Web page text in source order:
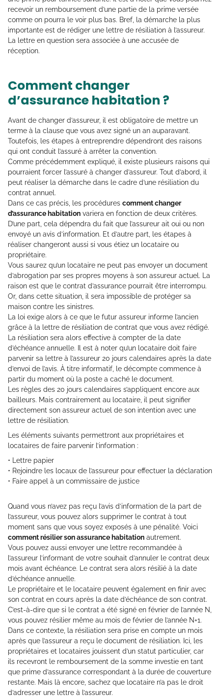
recevoir un remboursement d’une partie de la prime versée
comme on pourra le voir plus bas. Bref, la démarche la plus
importante est de rédiger une lettre de résiliation à l’assureur.
La lettre en question sera associée à une accusée de
réception.
Comment changer
d’assurance habitation ?
Avant de changer d’assureur, il est obligatoire de mettre un
terme à la clause que vous avez signé un an auparavant.
Toutefois, les étapes à entreprendre dépendront des raisons
qui ont conduit l’assuré à arrêter la convention.
Comme précédemment expliqué, il existe plusieurs raisons qui
pourraient forcer l’assuré à changer d’assureur. Tout d’abord, il
peut réaliser la démarche dans le cadre d’une résiliation du
contrat annuel.
Dans ce cas précis, les procédures comment changer
d’assurance habitation variera en fonction de deux critères.
D’une part, cela dépendra du fait que l’assureur ait oui ou non
envoyé un avis d’information. Et d’autre part, les étapes à
réaliser changeront aussi si vous étiez un locataire ou
propriétaire.
Vous saurez qu’un locataire ne peut pas envoyer un document
d’abrogation par ses propres moyens à son assureur actuel. La
raison est que le contrat d’assurance pourrait être interrompu.
Or, dans cette situation, il sera impossible de protéger sa
maison contre les sinistres.
La loi exige alors à ce que le futur assureur informe l’ancien
grâce à la lettre de résiliation de contrat que vous avez rédigé.
La résiliation sera alors effective à compter de la date
d’échéance annuelle. Il est à noter qu’un locataire doit faire
parvenir sa lettre à l’assureur 20 jours calendaires après la date
d’envoi de l’avis. À titre informatif, le décompte commence à
partir du moment où la poste a caché le document.
Les règles des 20 jours calendaires s’appliquent encore aux
bailleurs. Mais contrairement au locataire, il peut signifier
directement son assureur actuel de son intention avec une
lettre de résiliation.
Les éléments suivants permettront aux propriétaires et
locataires de faire parvenir l’information :
• Lettre papier
• Rejoindre les locaux de l’assureur pour effectuer la déclaration
• Faire appel à un commissaire de justice
Quand vous n’avez pas reçu l’avis d’information de la part de
l’assureur, vous pouvez alors supprimer le contrat à tout
moment sans que vous soyez exposés à une pénalité. Voici
comment résilier son assurance habitation autrement.
Vous pouvez aussi envoyer une lettre recommandée à
l’assureur l’informant de votre souhait d’annuler le contrat deux
mois avant échéance. Le contrat sera alors résilié à la date
d’échéance annuelle.
Le propriétaire et le locataire peuvent également en finir avec
son contrat en cours après la date d’échéance de son contrat.
C’est-à-dire que si le contrat a été signé en février de l’année N,
vous pouvez résilier même au mois de février de l’année N+1.
Dans ce contexte, la résiliation sera prise en compte un mois
après que l’assureur a reçu le document de résiliation. Ici, les
propriétaires et locataires jouissent d’un statut particulier, car
ils recevront le remboursement de la somme investie en tant
que prime d’assurance correspondant à la durée de couverture
restante. Mais là encore, sachez que locataire n’a pas le droit
d’adresser une lettre à l’assureur.